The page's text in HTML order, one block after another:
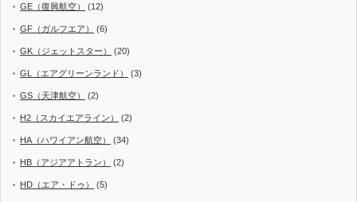
GE（復興航空） (12)
GF（ガルフエア） (6)
GK（ジェットスター） (20)
GL（エアグリーンランド） (3)
GS（天津航空） (2)
H2（スカイエアライン） (2)
HA（ハワイアン航空） (34)
HB（アジアアトラン） (2)
HD（エア・ドゥ） (5)